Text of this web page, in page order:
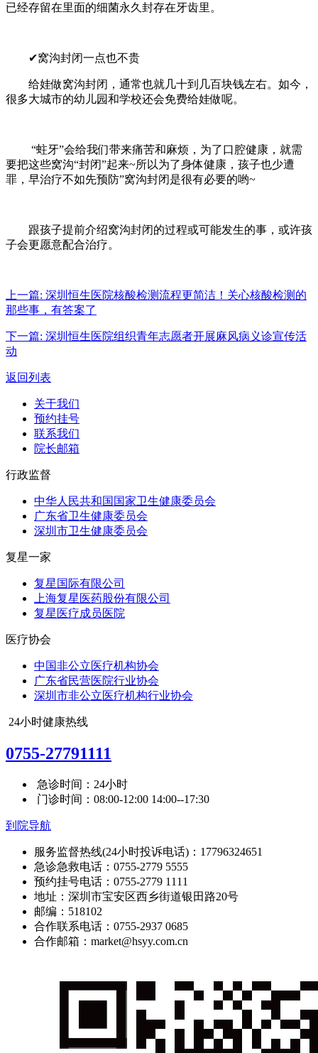
已经存留在里面的细菌永久封存在牙齿里。
✔窝沟封闭一点也不贵
给娃做窝沟封闭，通常也就几十到几百块钱左右。 如今，
很多大城市的幼儿园和学校还会免费给娃做呢。
“蛀牙”会给我们带来痛苦和麻烦， 为了口腔健康， 就需
要把这些窝沟“封闭”起来~所以为了身体健康， 孩子也少遭
罪， 早治疗不如先预防”窝沟封闭是很有必要的哟~
跟孩子提前介绍窝沟封闭的过程或可能发生的事， 或许孩
子会更愿意配合治疗。
上一篇: 深圳恒生医院核酸检测流程更简洁！关心核酸检测的
那些事，有答案了
下一篇: 深圳恒生医院组织青年志愿者开展麻风病义诊宣传活
动
返回列表
关于我们
预约挂号
联系我们
院长邮箱
行政监督
中华人民共和国国家卫生健康委员会
广东省卫生健康委员会
深圳市卫生健康委员会
复星一家
复星国际有限公司
上海复星医药股份有限公司
复星医疗成员医院
医疗协会
中国非公立医疗机构协会
广东省民营医院行业协会
深圳市非公立医疗机构行业协会
24小时健康热线
0755-27791111
急诊时间：24小时
门诊时间：08:00-12:00 14:00--17:30
到院导航
服务监督热线(24小时投诉电话)：17796324651
急诊急救电话：0755-2779 5555
预约挂号电话：0755-2779 1111
地址：深圳市宝安区西乡街道银田路20号
邮编：518102
合作联系电话：0755-2937 0685
合作邮箱：market@hsyy.com.cn